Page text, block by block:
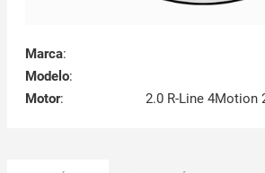
Marca:
Modelo:
Motor: 2.0 R-Line 4Motion